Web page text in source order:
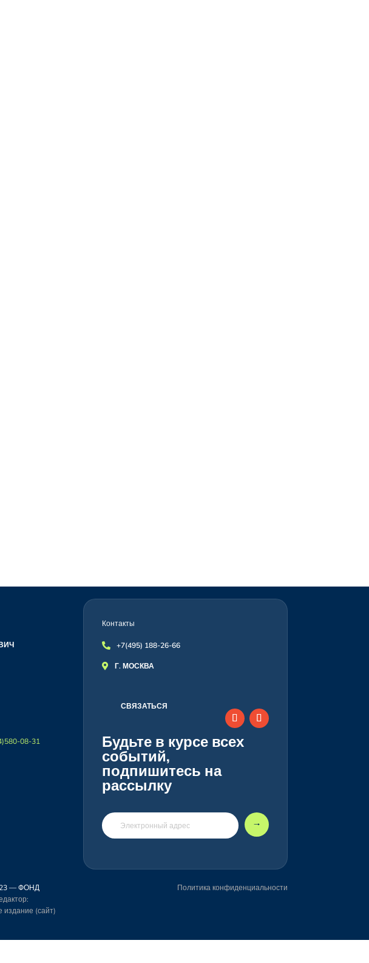
08-31
Контакты
 +7(495) 188-26-66
 Г. МОСКВА
СВЯЗАТЬСЯ
Будьте в курсе всех
событий,
подпишитесь на
рассылку
🠒
— ФОНД
издание (сайт)
Политика конфиденциальности